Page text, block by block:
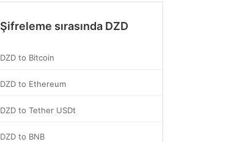
Şifreleme sırasında DZD
DZD to Bitcoin
DZD to Ethereum
DZD to Tether USDt
DZD to BNB